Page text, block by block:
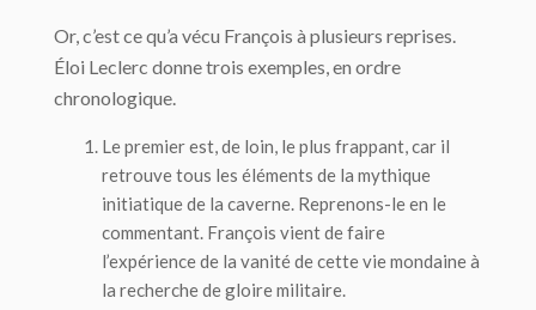
Or, c’est ce qu’a vécu François à plusieurs reprises.
Éloi Leclerc donne trois exemples, en ordre
chronologique.
Le premier est, de loin, le plus frappant, car il
retrouve tous les éléments de la mythique
initiatique de la caverne. Reprenons-le en le
commentant. François vient de faire
l’expérience de la vanité de cette vie mondaine à
la recherche de gloire militaire.